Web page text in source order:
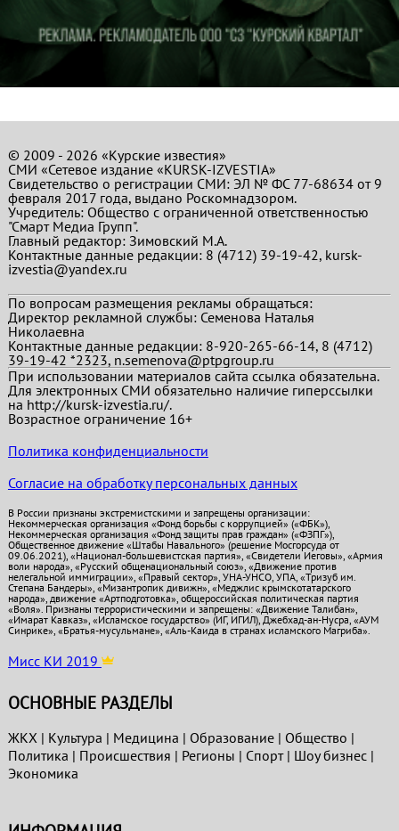
© 2009 - 2026 «Курские известия»
СМИ «Сетевое издание «KURSK-IZVESTIA»
Свидетельство о регистрации СМИ: ЭЛ № ФС 77-68634 от 9
февраля 2017 года, выдано Роскомнадзором.
Учредитель: Общество с ограниченной ответственностью
"Смарт Медиа Групп".
Главный редактор:Зимовский М.А.
Контактные данные редакции: 8 (4712) 39-19-42, kursk-
izvestia@yandex.ru
По вопросам размещения рекламы обращаться:
Директор рекламной службы: Семенова Наталья
Николаевна
Контактные данные редакции: 8-920-265-66-14, 8 (4712)
39-19-42 *2323, n.semenova@ptpgroup.ru
При использовании материалов сайта ссылка обязательна.
Для электронных СМИ обязательно наличие гиперссылки
на http://kursk-izvestia.ru/.
Возрастное ограничение 16+
Политика конфиденциальности
Согласие на обработку персональных данных
В России признаны экстремистскими и запрещены организации:
Некоммерческая организация «Фонд борьбы с коррупцией» («ФБК»),
Некоммерческая организация «Фонд защиты прав граждан» («ФЗПГ»),
Общественное движение «Штабы Навального» (решение Мосгорсуда от
09.06.2021), «Национал-большевистская партия», «Свидетели Иеговы», «Армия
воли народа», «Русский общенациональный союз», «Движение против
нелегальной иммиграции», «Правый сектор», УНА-УНСО, УПА, «Тризуб им.
Степана Бандеры», «Мизантропик дивижн», «Меджлис крымскотатарского
народа», движение «Артподготовка», общероссийская политическая партия
«Воля». Признаны террористическими и запрещены: «Движение Талибан»,
«Имарат Кавказ», «Исламское государство» (ИГ, ИГИЛ), Джебхад-ан-Нусра, «АУМ
Синрике», «Братья-мусульмане», «Аль-Каида в странах исламского Магриба».
Мисс КИ 2019
ОСНОВНЫЕ РАЗДЕЛЫ
ЖКХ| Культура | Медицина | Образование| Общество |
Политика | Проиcшествия | Регионы | Спорт| Шоу бизнес|
Экономика